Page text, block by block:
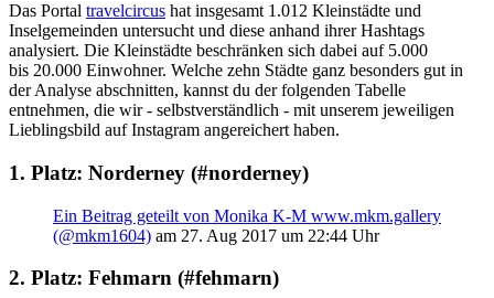
Das Portal travelcircus hat insgesamt 1.012 Kleinstädte und
Inselgemeinden untersucht und diese anhand ihrer Hashtags
analysiert. Die Kleinstädte beschränken sich dabei auf 5.000
bis 20.000 Einwohner. Welche zehn Städte ganz besonders gut in
der Analyse abschnitten, kannst du der folgenden Tabelle
entnehmen, die wir - selbstverständlich - mit unserem jeweiligen
Lieblingsbild auf Instagram angereichert haben.
1. Platz: Norderney (#norderney)
Ein Beitrag geteilt von Monika K-M www.mkm.gallery
(@mkm1604) am 27. Aug 2017 um 22:44 Uhr
2. Platz: Fehmarn (#fehmarn)